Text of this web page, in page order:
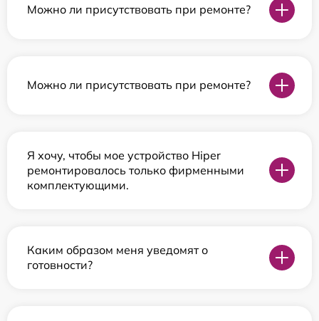
Можно ли присутствовать при ремонте?
Можно ли присутствовать при ремонте?
Я хочу, чтобы мое устройство Hiper
ремонтировалось только фирменными
комплектующими.
Каким образом меня уведомят о
готовности?